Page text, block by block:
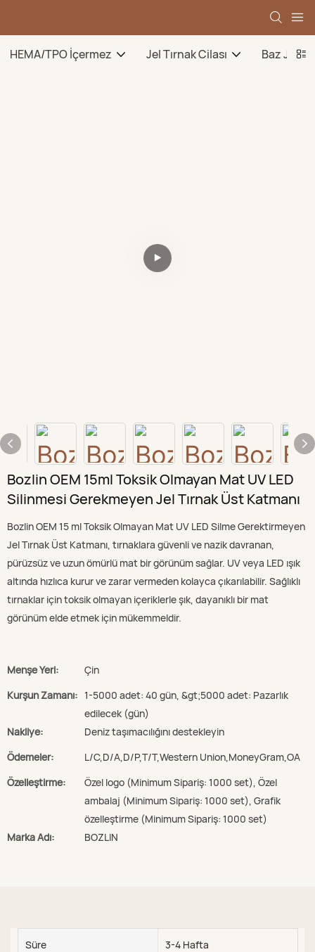
HEMA/TPO İçermez Jel Tırnak Cilası Baz Jel
Bozlin OEM 15ml Toksik Olmayan Mat UV LED
Silinmesi Gerekmeyen Jel Tırnak Üst Katmanı
Bozlin OEM 15 ml Toksik Olmayan Mat UV LED Silme Gerektirmeyen
Jel Tırnak Üst Katmanı, tırnaklara güvenli ve nazik davranan,
pürüzsüz ve uzun ömürlü mat bir görünüm sağlar. UV veya LED ışık
altında hızlıca kurur ve zarar vermeden kolayca çıkarılabilir. Sağlıklı
tırnaklar için toksik olmayan içeriklerle şık, dayanıklı bir mat
görünüm elde etmek için mükemmeldir.
Menşe Yeri:
Çin
Kurşun Zamanı: 1-5000 adet: 40 gün, &gt;5000 adet: Pazarlık
edilecek (gün)
Nakliye:
Deniz taşımacılığını destekleyin
Ödemeler:
L/C,D/A,D/P,T/T,Western Union,MoneyGram,OA
Özelleştirme:
Özel logo (Minimum Sipariş: 1000 set), Özel
ambalaj (Minimum Sipariş: 1000 set), Grafik
özelleştirme (Minimum Sipariş: 1000 set)
Marka Adı:
BOZLIN
Süre 3-4 Hafta